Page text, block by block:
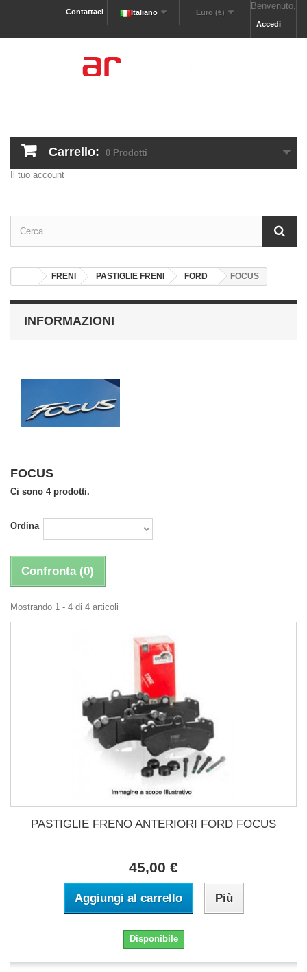
Benvenuto,
Accedi
Euro (€)
Italiano
Contattaci
Carrello: 0 Prodotti
Il tuo account
FRENI PASTIGLIE FRENI FORD FOCUS
INFORMAZIONI
FOCUS
Ci sono 4 prodotti.
Ordina
Confronta (0)
Mostrando 1 - 4 di 4 articoli
PASTIGLIE FRENO ANTERIORI FORD FOCUS
45,00 €
Aggiungi al carrello Più
Disponibile